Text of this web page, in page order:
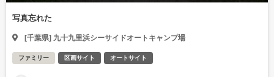
写真忘れた
[千葉県] 九十九里浜シーサイドオートキャンプ場
ファミリー 区画サイト オートサイト